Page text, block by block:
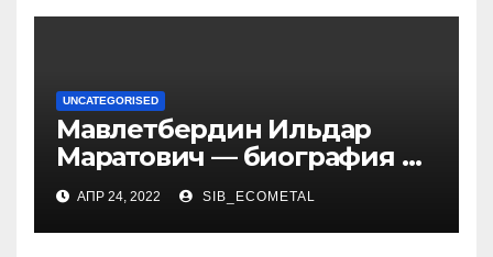
UNCATEGORISED
Мавлетбердин Ильдар
Маратович — биография и
достижения талантливого
российского политика и
бизнесмена
АПР 24, 2022 SIB_ECOMETAL